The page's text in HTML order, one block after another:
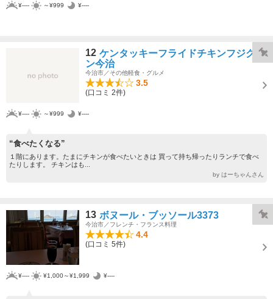
¥---- ～¥999 ¥----
12 ケンタッキーフライドチキンフジグラ
ン今治
今治市／その他軽食・グルメ
3.5
(口コミ 2件)
¥---- ～¥999 ¥----
“食べたくなる”
１階にあります。たまにチキンが食べたいときは 買って持ち帰ったりランチで食べ
たりします。 チキンはも...
by はーちゃんさん
13 ボヌール・ブッソール3373
今治市／フレンチ・フランス料理
4.4
(口コミ 5件)
¥---- ¥1,000～¥1,999 ¥----